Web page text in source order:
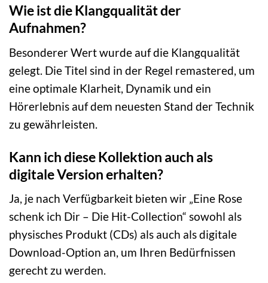
Wie ist die Klangqualität der
Aufnahmen?
Besonderer Wert wurde auf die Klangqualität
gelegt. Die Titel sind in der Regel remastered, um
eine optimale Klarheit, Dynamik und ein
Hörerlebnis auf dem neuesten Stand der Technik
zu gewährleisten.
Kann ich diese Kollektion auch als
digitale Version erhalten?
Ja, je nach Verfügbarkeit bieten wir „Eine Rose
schenk ich Dir – Die Hit-Collection“ sowohl als
physisches Produkt (CDs) als auch als digitale
Download-Option an, um Ihren Bedürfnissen
gerecht zu werden.